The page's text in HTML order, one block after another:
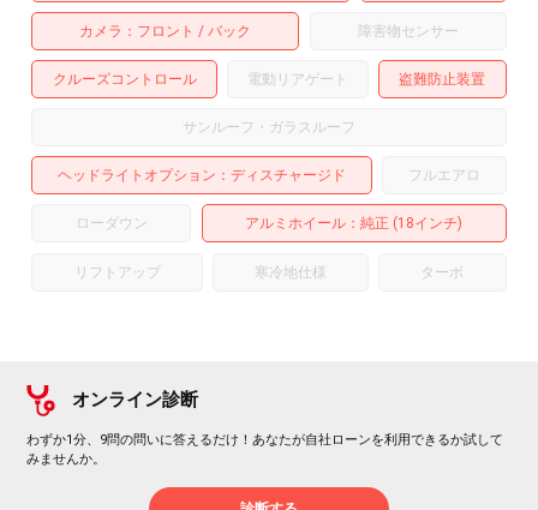
カメラ フロント バック 障害物センサー
クルーズコントロール 電動リアゲート 盗難防止装置
サンルーフ・ガラスルーフ
ヘッドライトオプション ディスチャージド フルエアロ
ローダウン アルミホイール ：純正 (18インチ)
リフトアップ 寒冷地仕様 ターボ
オンライン診断
わずか1分、9問の問いに答えるだけ！あなたが自社ローンを利用できるか試して
みませんか。